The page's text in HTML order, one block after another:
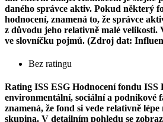
daného správce aktiv. Pokud některý
hodnocení, znamená to, že správce
z důvodu jeho relativně malé velikosti.
ve slovníčku pojmů. (Zdroj dat:
Bez ratingu
Rating ISS ESG Hodnocení fondu ISS
environmentální, sociální a podnikové
znamená, že fond si vede relativně
skupina. V detailním pohledu se